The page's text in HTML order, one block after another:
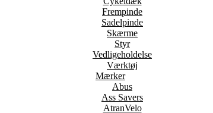
Frempinde
Sadelpinde
Skærme
Styr
Vedligeholdelse
Værktøj
Mærker
Abus
Ass Savers
AtranVelo